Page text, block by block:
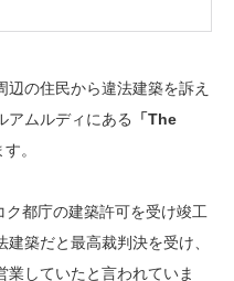
の住民から違法建築を訴え
アムルディにある
「The
。
ク都庁の建築許可を受け竣工
築だと最高裁判決を受け、
していたと言われていま